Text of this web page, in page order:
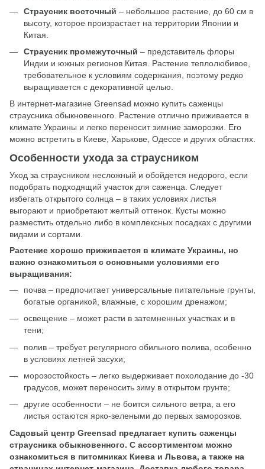
Страусник восточный ‒ небольшое растение, до 60 см в
высоту, которое произрастает на территории Японии и
Китая.
Страусник промежуточный ‒ представитель флоры
Индии и южных регионов Китая. Растение теплолюбивое,
требовательное к условиям содержания, поэтому редко
выращивается с декоративной целью.
В интернет-магазине Greensad можно купить саженцы
страусника обыкновенного. Растение отлично приживается в
климате Украины и легко переносит зимние заморозки. Его
можно встретить в Киеве, Харькове, Одессе и других областях.
Особенности ухода за страусником
Уход за страусником несложный и обойдется недорого, если
подобрать подходящий участок для саженца. Следует
избегать открытого солнца ‒ в таких условиях листья
выгорают и приобретают желтый оттенок. Кусты можно
разместить отдельно либо в комплексных посадках с другими
видами и сортами.
Растение хорошо приживается в климате Украины, но
важно ознакомиться с основными условиями его
выращивания:
почва ‒ предпочитает универсальные питательные грунты,
богатые органикой, влажные, с хорошим дренажом;
освещение ‒ может расти в затемненных участках и в
тени;
полив ‒ требует регулярного обильного полива, особенно
в условиях летней засухи;
морозостойкость ‒ легко выдерживает похолодание до -30
градусов, может переносить зиму в открытом грунте;
другие особенности ‒ не боится сильного ветра, а его
листья остаются ярко-зелеными до первых заморозков.
Садовый центр Greensad предлагает купить саженцы
страусника обыкновенного. С ассортиментом можно
ознакомиться в питомниках Киева и Львова, а также на